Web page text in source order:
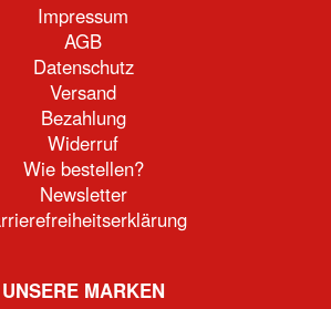
Impressum
AGB
Datenschutz
Versand
Bezahlung
Widerruf
Wie bestellen?
Newsletter
UNSERE MARKEN